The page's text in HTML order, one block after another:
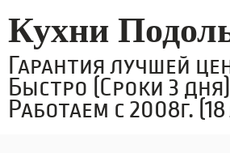
Кухни
Гарантия лучшей
Быстро (Сроки 3 дня)
Работаем с 2008г.